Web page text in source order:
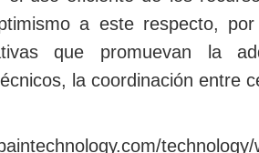
de grado
a nuestros jóvenes
sentido, los conceptos
ocurre en países como